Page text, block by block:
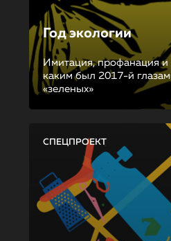
Год экологии
Имитация, профанация
каким был 2017-й
«зеленых»
СПЕЦПРОЕКТ